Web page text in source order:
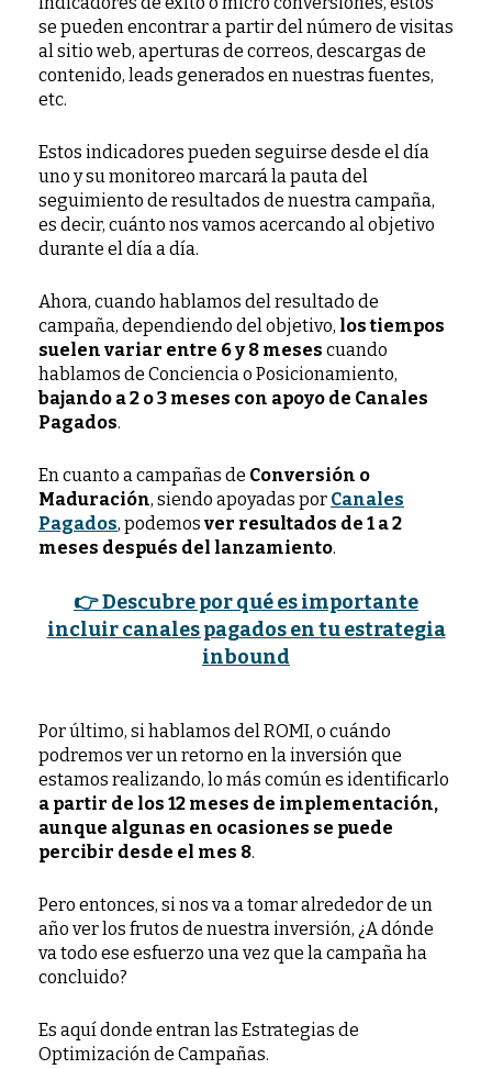
se pueden encontrar a partir del número de visitas
al sitio web, aperturas de correos, descargas de
contenido, leads generados en nuestras fuentes,
etc.
Estos indicadores pueden seguirse desde el día
uno y su monitoreo marcará la pauta del
seguimiento de resultados de nuestra campaña,
es decir, cuánto nos vamos acercando al objetivo
durante el día a día.
Ahora, cuando hablamos del resultado de
campaña, dependiendo del objetivo, los tiempos
suelen variar entre 6 y 8 meses cuando
hablamos de Conciencia o Posicionamiento,
bajando a 2 o 3 meses con apoyo de Canales
Pagados.
En cuanto a campañas de Conversión o
Maduración, siendo apoyadas por Canales
Pagados, podemos ver resultados de 1 a 2
meses después del lanzamiento.
👉Descubre por qué es importante
incluir canales pagados en tu estrategia
inbound
Por último, si hablamos del ROMI, o cuándo
podremos ver un retorno en la inversión que
estamos realizando, lo más común es identificarlo
a partir de los 12 meses de implementación,
aunque algunas en ocasiones se puede
percibir desde el mes 8.
Pero entonces, si nos va a tomar alrededor de un
año ver los frutos de nuestra inversión, ¿A dónde
va todo ese esfuerzo una vez que la campaña ha
concluido?
Es aquí donde entran las Estrategias de
Optimización de Campañas.